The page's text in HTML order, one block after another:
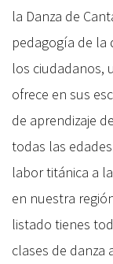
la Danza de
pedagogía de la
los ciudadanos,
ofrece en sus
de aprendizaje
todas las
labor titánica a
en nuestra
listado tienes
clases de danza